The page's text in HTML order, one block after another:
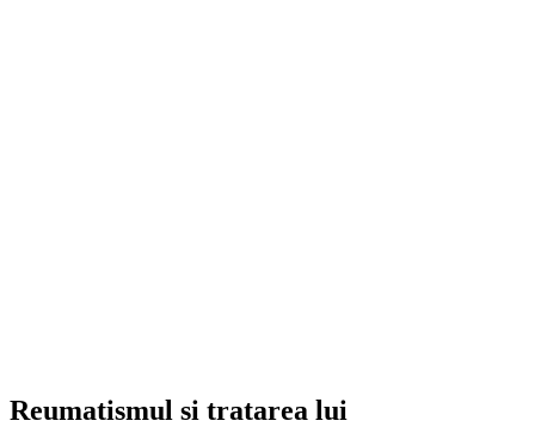
Reumatismul si tratarea lui